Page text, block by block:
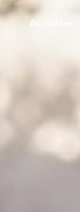
Actualités